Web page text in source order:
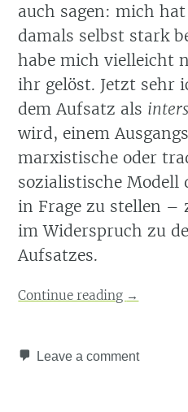
auch sagen: mich
damals selbst stark
habe mich vielleicht
ihr gelöst. Jetzt sehr
dem Aufsatz als
wird, einem
marxistische oder
sozialistische Modell
in Frage zu stellen –
im Widerspruch zu
Aufsatzes.
Continue reading →
Leave a comment